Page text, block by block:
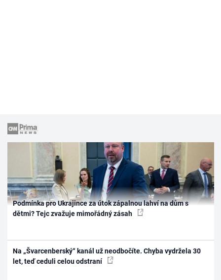
Podmínka pro Ukrajince za útok zápalnou lahví na dům s
dětmi? Tejc zvažuje mimořádný zásah
Na „Švarcenberský“ kanál už neodbočíte. Chyba vydržela 30
let, teď ceduli celou odstraní